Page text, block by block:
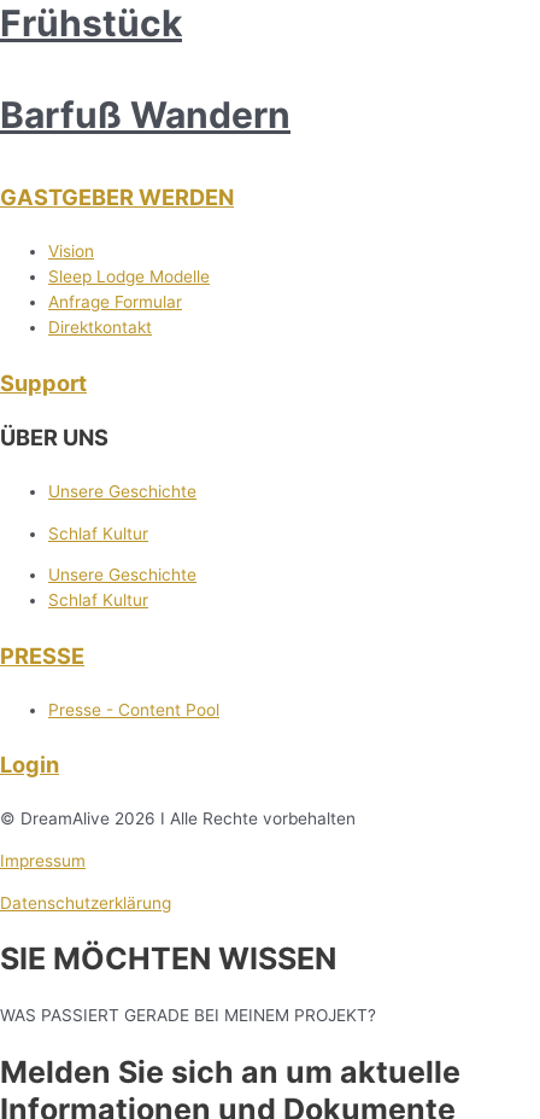
Frühstück
Barfuß Wandern
GASTGEBER WERDEN
Vision
Sleep Lodge Modelle
Anfrage Formular
Direktkontakt
Support
ÜBER UNS
Unsere Geschichte
Schlaf Kultur
Unsere Geschichte
Schlaf Kultur
PRESSE
Presse - Content Pool
Login
© DreamAlive 2026 I Alle Rechte vorbehalten
Impressum
Datenschutzerklärung
SIE MÖCHTEN WISSEN
WAS PASSIERT GERADE BEI MEINEM PROJEKT?
Melden Sie sich an um aktuelle
Informationen und Dokumente